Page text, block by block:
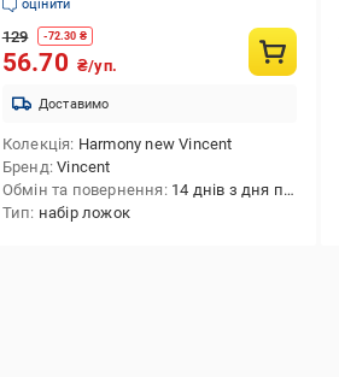
оцінити
129 -72.30 ₴
56.70 ₴/уп.
Доставимо
Колекція Harmony new Vincent
Бренд Vincent
Обмін та повернення 14 днів з дня покупки
Тип набір ложок